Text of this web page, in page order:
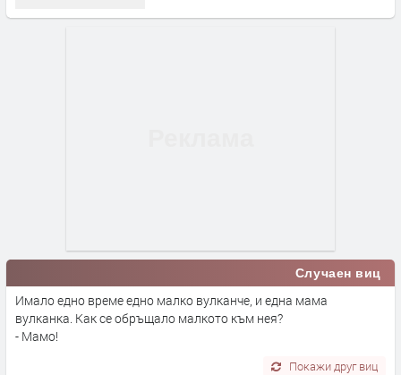
Случаен виц
Имало едно време едно малко вулканче, и една мама
вулканка. Как се обръщало малкото към нея?
- Мамо!
Покажи друг виц